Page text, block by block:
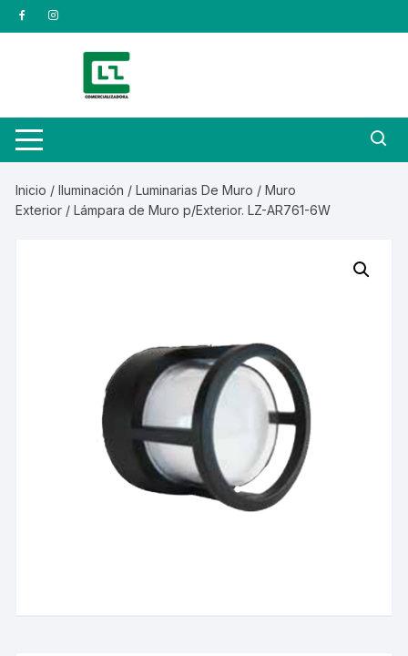
Saltar
al
Inicio /Iluminación /Luminarias De Muro /Muro
Exterior / Lámpara de Muro p/Exterior. LZ-AR761-6W